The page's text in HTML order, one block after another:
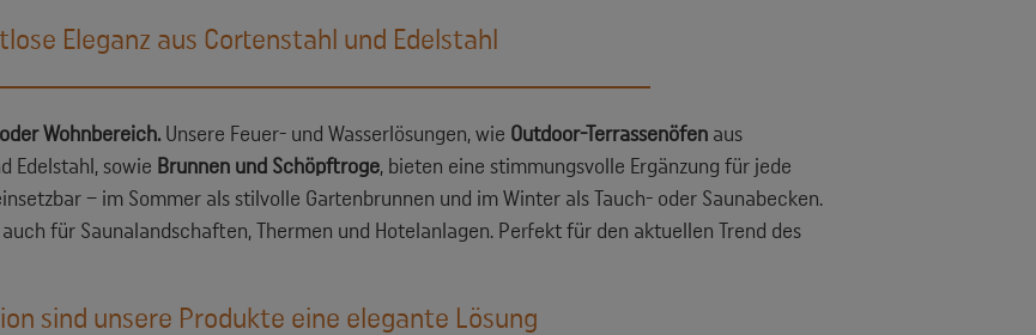
Eleganz aus Cortenstahl und Edelstahl
Wohnbereich.Unsere Feuer- und Wasserlösungen, wie Outdoor-Terrassenöfen aus
Edelstahl, sowie Brunnen und Schöpftroge, bieten eine stimmungsvolle Ergänzung für jede
– im Sommer als stilvolle Gartenbrunnen und im Winter als Tauch- oder Saunabecken.
für Saunalandschaften, Thermen und Hotelanlagen. Perfekt für den aktuellen Trend des
sind unsere Produkte eine elegante Lösung